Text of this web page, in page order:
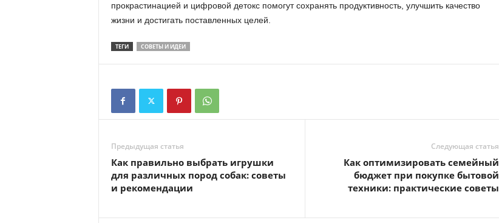
прокрастинацией и цифровой детокс помогут сохранять продуктивность, улучшить качество
жизни и достигать поставленных целей.
ТЕГИ СОВЕТЫ И ИДЕИ
Предыдущая статья
Как правильно выбрать игрушки
для различных пород собак: советы
и рекомендации
Следующая статья
Как оптимизировать семейный
бюджет при покупке бытовой
техники: практические советы